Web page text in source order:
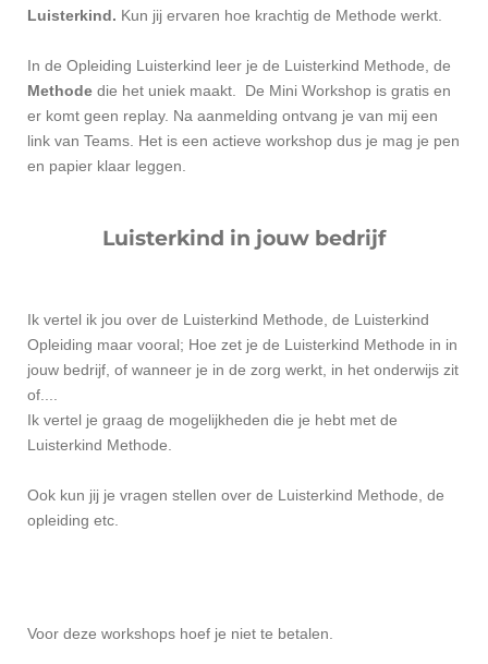
Luisterkind. Kun jij ervaren hoe krachtig de Methode werkt.
In de Opleiding Luisterkind leer je de Luisterkind Methode, de
Methode die het uniek maakt. De Mini Workshop is gratis en
er komt geen replay. Na aanmelding ontvang je van mij een
link van Teams. Het is een actieve workshop dus je mag je pen
en papier klaar leggen.
Luisterkind in jouw bedrijf
Ik vertel ik jou over de Luisterkind Methode, de Luisterkind
Opleiding maar vooral; Hoe zet je de Luisterkind Methode in in
jouw bedrijf, of wanneer je in de zorg werkt, in het onderwijs zit
of....
Ik vertel je graag de mogelijkheden die je hebt met de
Luisterkind Methode.
Ook kun jij je vragen stellen over de Luisterkind Methode, de
opleiding etc.
Voor deze workshops hoef je niet te betalen.